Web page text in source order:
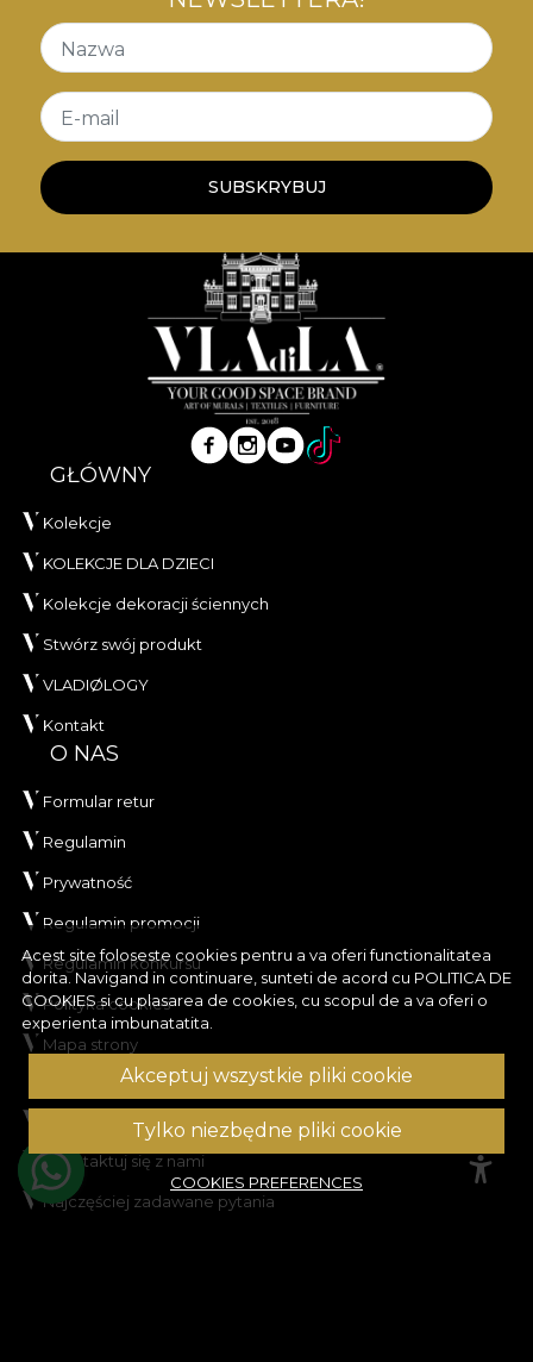
Acest site foloseste cookies pentru a va oferi functionalitatea
dorita. Navigand in continuare, sunteti de acord cu POLITICA DE
COOKIESsi cu plasarea de cookies, cu scopul de a va oferi o
experienta imbunatatita.
Akceptuj wszystkie pliki cookie
Tylko niezbędne pliki cookie
COOKIES PREFERENCES
Nazwa
E-mail
SUBSKRYBUJ
GŁÓWNY
Kolekcje
KOLEKCJE DLA DZIECI
Kolekcje dekoracji ściennych
Stwórz swój produkt
VLADIØLOGY
Kontakt
O NAS
Formular retur
Regulamin
Prywatność
Regulamin promocji
Regulamin konkursu
Polityka cookies
Mapa strony
POMOC
Informacje prawne
Skontaktuj się z nami
Najczęściej zadawane pytania